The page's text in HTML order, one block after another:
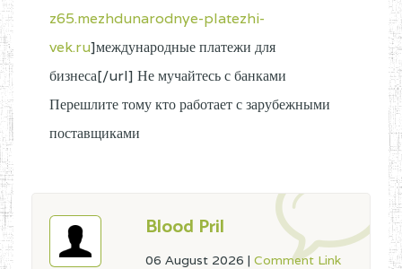
z65.mezhdunarodnye-platezhi-
vek.ru]международные платежи для
бизнеса[/url] Не мучайтесь с банками
Перешлите тому кто работает с зарубежными
поставщиками
Blood Pril
06 August 2026 | Comment Link